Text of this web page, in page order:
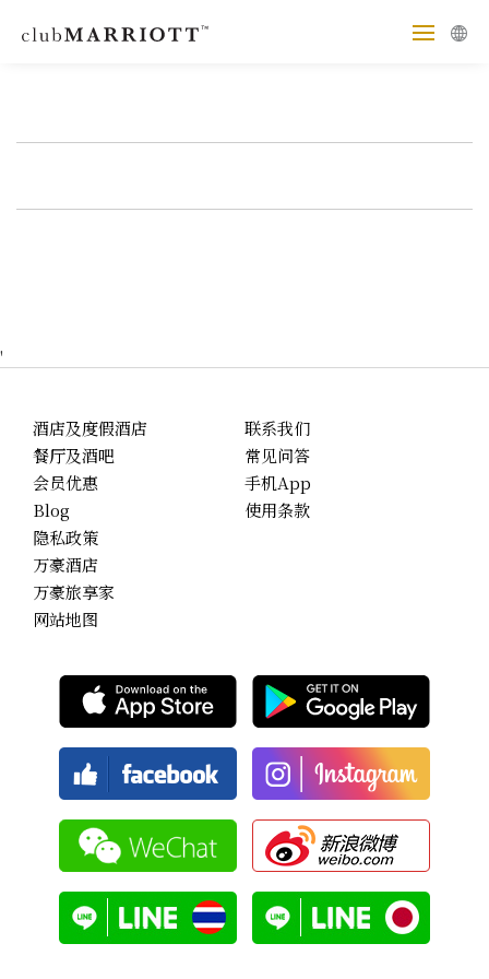
'
酒店及度假酒店
餐厅及酒吧
会员优惠
Blog
联系我们
常见问答
手机App
使用条款
隐私政策
万豪酒店
万豪旅享家
网站地图